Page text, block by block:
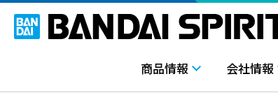
商品情報 会社情報